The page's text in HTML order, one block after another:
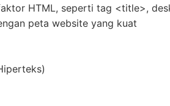
HTML, seperti tag <title>,
peta website yang kuat